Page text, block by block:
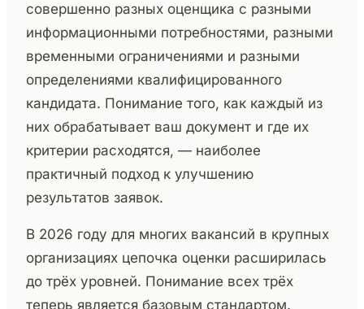
совершенно разных оценщика с разными
информационными потребностями, разными
временными ограничениями и разными
определениями квалифицированного
кандидата. Понимание того, как каждый из
них обрабатывает ваш документ и где их
критерии расходятся, — наиболее
практичный подход к улучшению
результатов заявок.
В 2026 году для многих вакансий в крупных
организациях цепочка оценки расширилась
до трёх уровней. Понимание всех трёх
теперь является базовым стандартом.